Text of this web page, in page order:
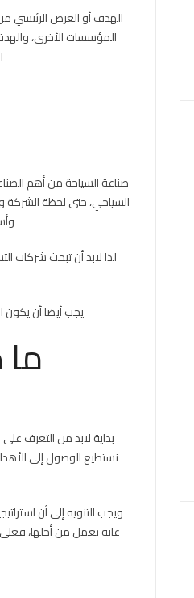
الهدف أو الغرض الرئيسي
المؤسسات الأخرى،
صناعة السياحة من أهم
السياحي، حتى لحظة
لذا لابد أن تبحث شركات
يجب أيضا أن يكون
بداية لابد من التعرف
نستطيع الوصول إلى
ويجب التنويه إلى أن
غاية تعمل من أجلها،